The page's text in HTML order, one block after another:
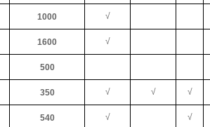
1000 √
1600 √
500
350 √ √ √
540 √ √